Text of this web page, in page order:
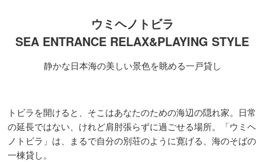
ウミヘノトビラ
SEA ENTRANCE RELAX&PLAYING STYLE
静かな日本海の美しい景色を眺める一戸貸し
トビラを開けると、そこはあなたのための海辺の隠れ家。日常
の延長ではない、けれど肩肘張らずに過ごせる場所。「ウミヘ
ノトビラ」は、まるで自分の別荘のように寛げる、海のそばの
一棟貸し。